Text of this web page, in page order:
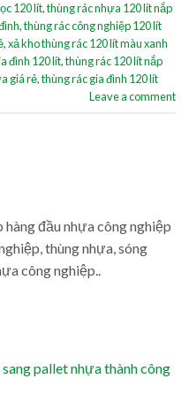
120 lít,thùng rác nhựa 120 lít nắp
,thùng rác công nghiệp 120 lít
,xả kho thùng rác 120 lít màu xanh
đình 120 lít,thùng rác 120 lít nắp
giá rẻ,thùng rác gia đình 120 lít
Leave a comment
hàng đầu nhựa công nghiệp
thùng nhựa, sóng
công nghiệp..
pallet nhựa thành công